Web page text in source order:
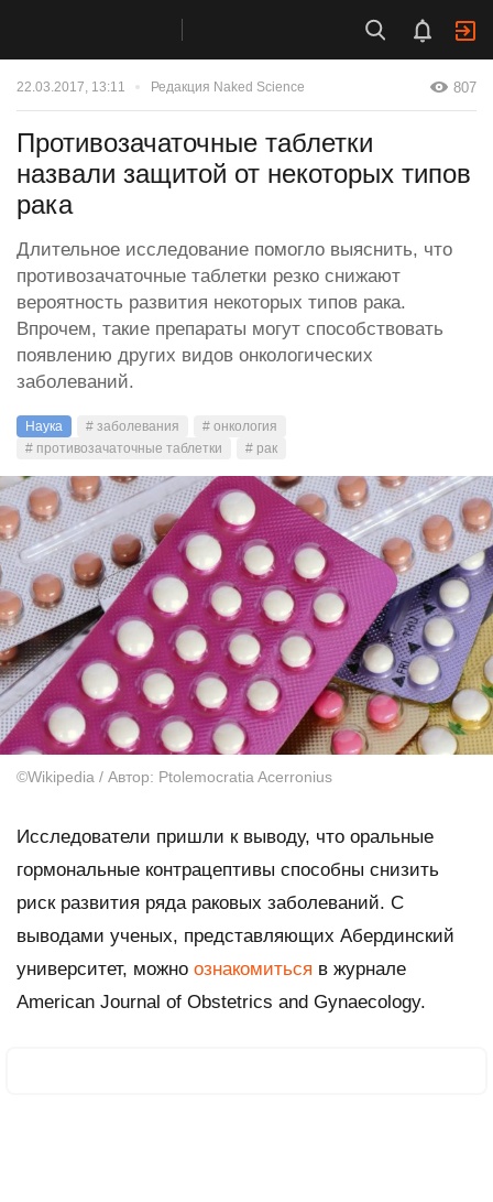
22.03.2017, 13:11 Редакция Naked Science 807
Противозачаточные таблетки
назвали защитой от некоторых типов
рака
Длительное исследование помогло выяснить, что
противозачаточные таблетки резко снижают
вероятность развития некоторых типов рака.
Впрочем, такие препараты могут способствовать
появлению других видов онкологических
заболеваний.
Наука # заболевания
# онкология
# противозачаточные таблетки
# рак
©Wikipedia / Автор: Ptolemocratia Acerronius
Исследователи пришли к выводу, что оральные
гормональные контрацептивы способны снизить
риск развития ряда раковых заболеваний. С
выводами ученых, представляющих Абердинский
университет, можно ознакомиться в журнале
American Journal of Obstetrics and Gynaecology.